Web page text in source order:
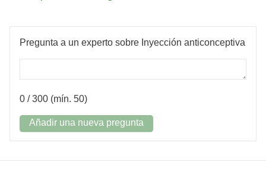
Pregunta a un experto sobre Inyección anticonceptiva
0 / 300 (mín. 50)
Añadir una nueva pregunta